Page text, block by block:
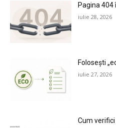
Pagina 404
iulie 28, 2026
Folosești
iulie 27, 2026
Cum verifici